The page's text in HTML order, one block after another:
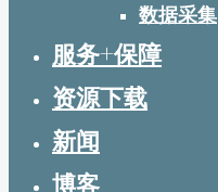
数据采集
服务+保障
资源下载
新闻
博客